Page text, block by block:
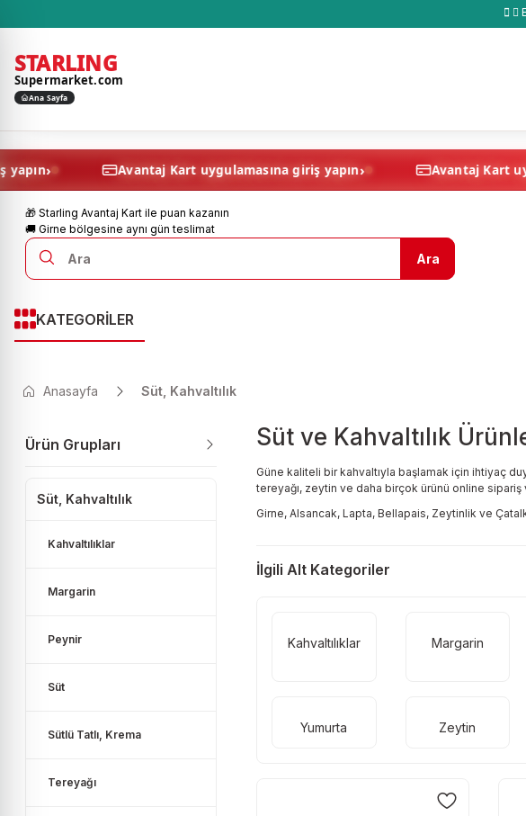
STARLING
Supermarket.com
Ana Sayfa
giriş yapın› Avantaj Kart uygulamasına giriş yapın›
🎁 Starling Avantaj Kart ile puan kazanın
🚚 Girne bölgesine aynı gün teslimat
Ara
KATEGORİLER
Anasayfa Süt, Kahvaltılık
Ürün Grupları
Süt, Kahvaltılık
Kahvaltılıklar
Margarin
Peynir
Süt
Sütlü Tatlı, Krema
Tereyağı
Süt ve Kahvaltılık
Güne kaliteli bir kahvaltıyla başlamak için ihtiyaç
tereyağı, zeytin ve daha birçok ürünü online
Girne, Alsancak, Lapta, Bellapais, Zeytinlik ve
İlgili Alt Kategoriler
Kahvaltılıklar Margarin
Yumurta Zeytin